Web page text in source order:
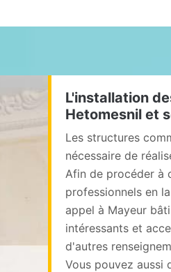
L'installation
Hetomesnil et
Les structures
nécessaire de
Afin de procéder à
professionnels en
appel à Mayeur
intéressants et
d'autres
Vous pouvez aussi